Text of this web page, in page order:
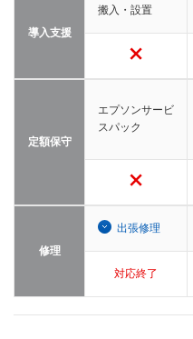
導入支援
搬入・設置
定額保守
エプソンサービ
スパック
修理
出張修理
対応終了